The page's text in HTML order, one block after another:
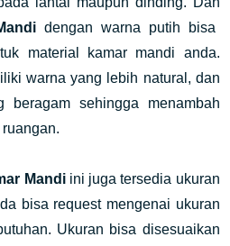
dengan warna putih bisa
material kamar mandi anda.
warna yang lebih natural, dan
beragam sehingga menambah
Mandi ini juga tersedia ukuran
bisa request mengenai ukuran
Ukuran bisa disesuaikan